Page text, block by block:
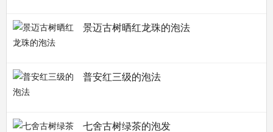
景迈古树晒红龙珠的泡法
普安红三级的泡法
七舍古树绿茶的泡发